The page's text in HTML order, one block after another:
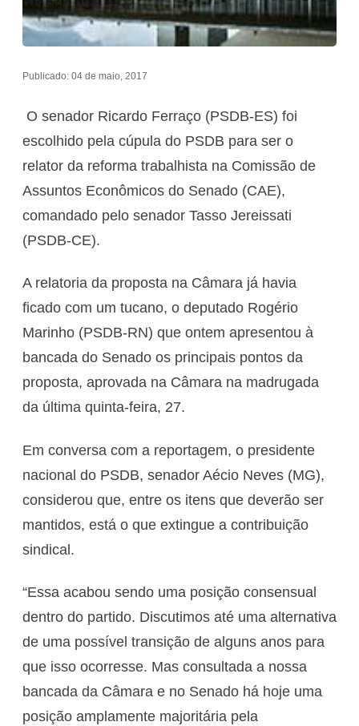
Publicado: 04 de maio, 2017
O senador Ricardo Ferraço (PSDB-ES) foi
escolhido pela cúpula do PSDB para ser o
relator da reforma trabalhista na Comissão de
Assuntos Econômicos do Senado (CAE),
comandado pelo senador Tasso Jereissati
(PSDB-CE).
A relatoria da proposta na Câmara já havia
ficado com um tucano, o deputado Rogério
Marinho (PSDB-RN) que ontem apresentou à
bancada do Senado os principais pontos da
proposta, aprovada na Câmara na madrugada
da última quinta-feira, 27.
Em conversa com a reportagem, o presidente
nacional do PSDB, senador Aécio Neves (MG),
considerou que, entre os itens que deverão ser
mantidos, está o que extingue a contribuição
sindical.
“Essa acabou sendo uma posição consensual
dentro do partido. Discutimos até uma alternativa
de uma possível transição de alguns anos para
que isso ocorresse. Mas consultada a nossa
bancada da Câmara e no Senado há hoje uma
posição amplamente majoritária pela